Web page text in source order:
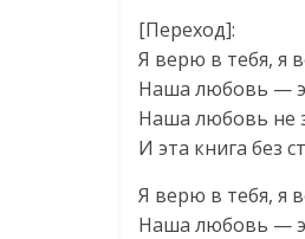
[Переход]:
Я верю в тебя, я
Наша любовь —
Наша любовь не
И эта книга без
Я верю в тебя, я
Наша любовь —